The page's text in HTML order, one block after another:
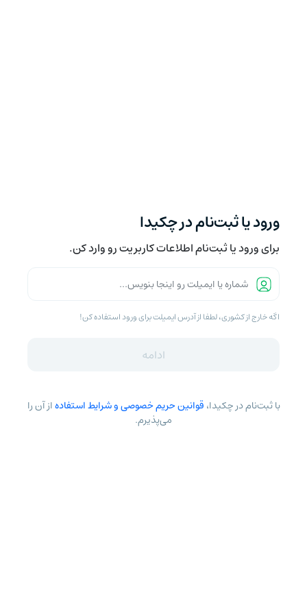
ورود یا ثبت‌نام در چکیدا
برای ورود یا ثبت‌نام اطلاعات کاربریت رو وارد کن.
اگه خارج از کشوری، لطفا از آدرس ایمیلت برای ورود استفاده کن!
ادامه
با ثبت‌نام در چکیدا، قوانین حریم خصوصی و شرایط استفادهاز آن را
می‌پذیرم.